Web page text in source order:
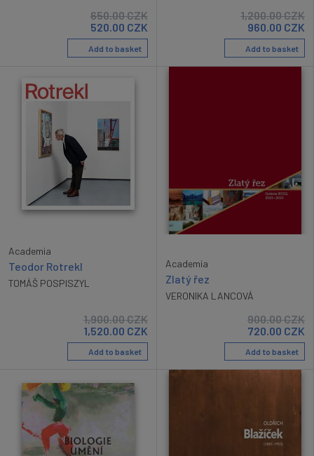
650.00CZK
520.00 CZK
Add to basket
1,200.00CZK
960.00 CZK
Add to basket
Academia
Teodor Rotrekl
TOMÁŠ POSPISZYL
1,900.00CZK
1,520.00 CZK
Add to basket
Academia
Zlatý řez
VERONIKA LANCOVÁ
900.00CZK
720.00 CZK
Add to basket